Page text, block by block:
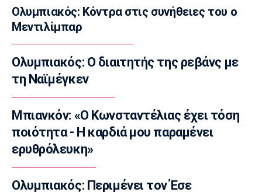
Super League 1
Στον Παναιτωλικό και ο Μούσα Ντζενεπό
14:20
EuroLeague
Τάις: «Ενθουσιασμένος που πάω στη
Μακάμπι»
Ολυμπιακός: Προετοιμάζεται πυρετωδώς ο
Ντόρσεϊ (vid)
14:00
Επικαιρότητα
Ολυμπιακός: Κόντρα στις συνήθειες του ο
Μεντιλίμπαρ
Ολυμπιακός: Ο διαιτητής της ρεβάνς με
τη Ναϊμέγκεν
Μπιανκόν: «Ο Κωνσταντέλιας έχει τόση
ποιότητα - Η καρδιά μου παραμένει
ερυθρόλευκη»
Ολυμπιακός: Περιμένει τον Έσε